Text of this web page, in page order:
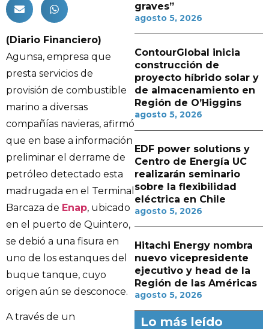
(Diario Financiero)
Agunsa, empresa que
presta servicios de
provisión de combustible
marino a diversas
compañías navieras, afirmó
que en base a información
preliminar el derrame de
petróleo detectado esta
madrugada en el Terminal
Barcaza de Enap, ubicado
en el puerto de Quintero,
se debió a una fisura en
uno de los estanques del
buque tanque, cuyo
origen aún se desconoce.
A través de un
graves”
agosto 5, 2026
ContourGlobal inicia
construcción de
proyecto híbrido solar y
de almacenamiento en
Región de O’Higgins
agosto 5, 2026
EDF power solutions y
Centro de Energía UC
realizarán seminario
sobre la flexibilidad
eléctrica en Chile
agosto 5, 2026
Hitachi Energy nombra
nuevo vicepresidente
ejecutivo y head de la
Región de las Américas
agosto 5, 2026
Lo más leído